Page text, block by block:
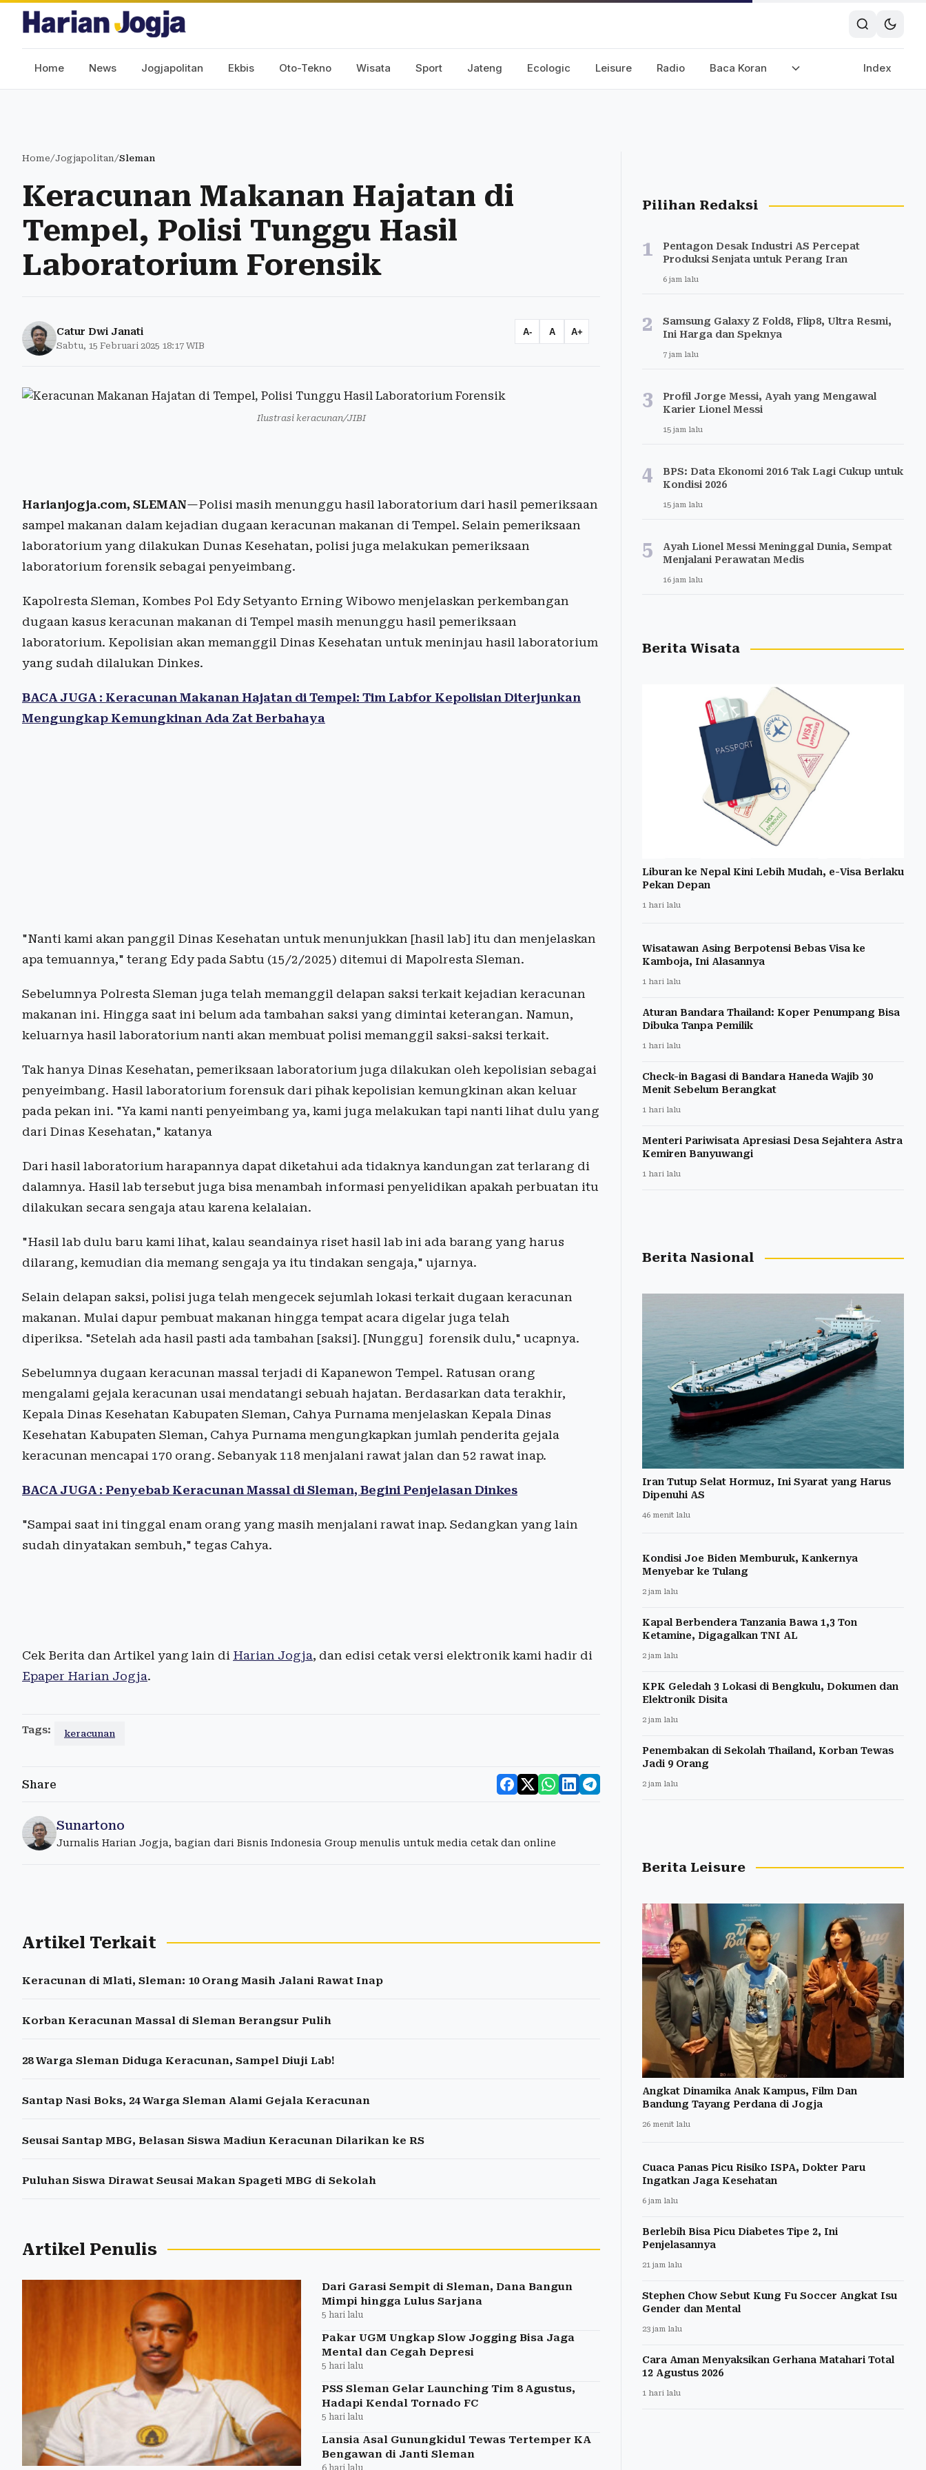
Home News Jogjapolitan Ekbis Oto-Tekno Wisata Sport Jateng Ecologic Leisure Radio Baca Koran Index
Home/Jogjapolitan/Sleman
Keracunan Makanan Hajatan di
Tempel, Polisi Tunggu Hasil
Laboratorium Forensik
Catur Dwi Janati
Sabtu, 15 Februari 2025 18:17 WIB
A- A A+
Ilustrasi keracunan/JIBI
Harianjogja.com, SLEMAN—Polisi masih menunggu hasil laboratorium dari hasil pemeriksaan
sampel makanan dalam kejadian dugaan keracunan makanan di Tempel. Selain pemeriksaan
laboratorium yang dilakukan Dunas Kesehatan, polisi juga melakukan pemeriksaan
laboratorium forensik sebagai penyeimbang.
Kapolresta Sleman, Kombes Pol Edy Setyanto Erning Wibowo menjelaskan perkembangan
dugaan kasus keracunan makanan di Tempel masih menunggu hasil pemeriksaan
laboratorium. Kepolisian akan memanggil Dinas Kesehatan untuk meninjau hasil laboratorium
yang sudah dilalukan Dinkes.
BACA JUGA : Keracunan Makanan Hajatan di Tempel: Tim Labfor Kepolisian Diterjunkan
Mengungkap Kemungkinan Ada Zat Berbahaya
"Nanti kami akan panggil Dinas Kesehatan untuk menunjukkan [hasil lab] itu dan menjelaskan
apa temuannya," terang Edy pada Sabtu (15/2/2025) ditemui di Mapolresta Sleman.
Sebelumnya Polresta Sleman juga telah memanggil delapan saksi terkait kejadian keracunan
makanan ini. Hingga saat ini belum ada tambahan saksi yang dimintai keterangan. Namun,
keluarnya hasil laboratorium nanti akan membuat polisi memanggil saksi-saksi terkait.
Tak hanya Dinas Kesehatan, pemeriksaan laboratorium juga dilakukan oleh kepolisian sebagai
penyeimbang. Hasil laboratorium forensuk dari pihak kepolisian kemungkinan akan keluar
pada pekan ini. "Ya kami nanti penyeimbang ya, kami juga melakukan tapi nanti lihat dulu yang
dari Dinas Kesehatan," katanya
Dari hasil laboratorium harapannya dapat diketahui ada tidaknya kandungan zat terlarang di
dalamnya. Hasil lab tersebut juga bisa menambah informasi penyelidikan apakah perbuatan itu
dilakukan secara sengaja atau karena kelalaian.
"Hasil lab dulu baru kami lihat, kalau seandainya riset hasil lab ini ada barang yang harus
dilarang, kemudian dia memang sengaja ya itu tindakan sengaja," ujarnya.
Selain delapan saksi, polisi juga telah mengecek sejumlah lokasi terkait dugaan keracunan
makanan. Mulai dapur pembuat makanan hingga tempat acara digelar juga telah
diperiksa. "Setelah ada hasil pasti ada tambahan [saksi]. [Nunggu] forensik dulu," ucapnya.
Sebelumnya dugaan keracunan massal terjadi di Kapanewon Tempel. Ratusan orang
mengalami gejala keracunan usai mendatangi sebuah hajatan. Berdasarkan data terakhir,
Kepala Dinas Kesehatan Kabupaten Sleman, Cahya Purnama menjelaskan Kepala Dinas
Kesehatan Kabupaten Sleman, Cahya Purnama mengungkapkan jumlah penderita gejala
keracunan mencapai 170 orang. Sebanyak 118 menjalani rawat jalan dan 52 rawat inap.
BACA JUGA : Penyebab Keracunan Massal di Sleman, Begini Penjelasan Dinkes
"Sampai saat ini tinggal enam orang yang masih menjalani rawat inap. Sedangkan yang lain
sudah dinyatakan sembuh," tegas Cahya.
Cek Berita dan Artikel yang lain di Harian Jogja, dan edisi cetak versi elektronik kami hadir di
Epaper Harian Jogja.
Tags: keracunan
Share
Sunartono
Jurnalis Harian Jogja, bagian dari Bisnis Indonesia Group menulis untuk media cetak dan online
Artikel Terkait
Keracunan di Mlati, Sleman: 10 Orang Masih Jalani Rawat Inap
Korban Keracunan Massal di Sleman Berangsur Pulih
28 Warga Sleman Diduga Keracunan, Sampel Diuji Lab!
Santap Nasi Boks, 24 Warga Sleman Alami Gejala Keracunan
Seusai Santap MBG, Belasan Siswa Madiun Keracunan Dilarikan ke RS
Puluhan Siswa Dirawat Seusai Makan Spageti MBG di Sekolah
Artikel Penulis
Dari Garasi Sempit di Sleman, Dana Bangun
Mimpi hingga Lulus Sarjana
5 hari lalu
Pakar UGM Ungkap Slow Jogging Bisa Jaga
Mental dan Cegah Depresi
5 hari lalu
PSS Sleman Gelar Launching Tim 8 Agustus,
Hadapi Kendal Tornado FC
5 hari lalu
Lansia Asal Gunungkidul Tewas Tertemper KA
Bengawan di Janti Sleman
6 hari lalu
Pilihan Redaksi
1
Pentagon Desak Industri AS Percepat
Produksi Senjata untuk Perang Iran
6 jam lalu
2
Samsung Galaxy Z Fold8, Flip8, Ultra Resmi,
Ini Harga dan Speknya
7 jam lalu
3
Profil Jorge Messi, Ayah yang Mengawal
Karier Lionel Messi
15 jam lalu
4
BPS: Data Ekonomi 2016 Tak Lagi Cukup untuk
Kondisi 2026
15 jam lalu
5
Ayah Lionel Messi Meninggal Dunia, Sempat
Menjalani Perawatan Medis
16 jam lalu
Berita Wisata
Liburan ke Nepal Kini Lebih Mudah, e-Visa Berlaku
Pekan Depan
1 hari lalu
Wisatawan Asing Berpotensi Bebas Visa ke
Kamboja, Ini Alasannya
1 hari lalu
Aturan Bandara Thailand: Koper Penumpang Bisa
Dibuka Tanpa Pemilik
1 hari lalu
Check-in Bagasi di Bandara Haneda Wajib 30
Menit Sebelum Berangkat
1 hari lalu
Menteri Pariwisata Apresiasi Desa Sejahtera Astra
Kemiren Banyuwangi
1 hari lalu
Berita Nasional
Iran Tutup Selat Hormuz, Ini Syarat yang Harus
Dipenuhi AS
46 menit lalu
Kondisi Joe Biden Memburuk, Kankernya
Menyebar ke Tulang
2 jam lalu
Kapal Berbendera Tanzania Bawa 1,3 Ton
Ketamine, Digagalkan TNI AL
2 jam lalu
KPK Geledah 3 Lokasi di Bengkulu, Dokumen dan
Elektronik Disita
2 jam lalu
Penembakan di Sekolah Thailand, Korban Tewas
Jadi 9 Orang
2 jam lalu
Berita Leisure
Angkat Dinamika Anak Kampus, Film Dan
Bandung Tayang Perdana di Jogja
26 menit lalu
Cuaca Panas Picu Risiko ISPA, Dokter Paru
Ingatkan Jaga Kesehatan
6 jam lalu
Berlebih Bisa Picu Diabetes Tipe 2, Ini
Penjelasannya
21 jam lalu
Stephen Chow Sebut Kung Fu Soccer Angkat Isu
Gender dan Mental
23 jam lalu
Cara Aman Menyaksikan Gerhana Matahari Total
12 Agustus 2026
1 hari lalu